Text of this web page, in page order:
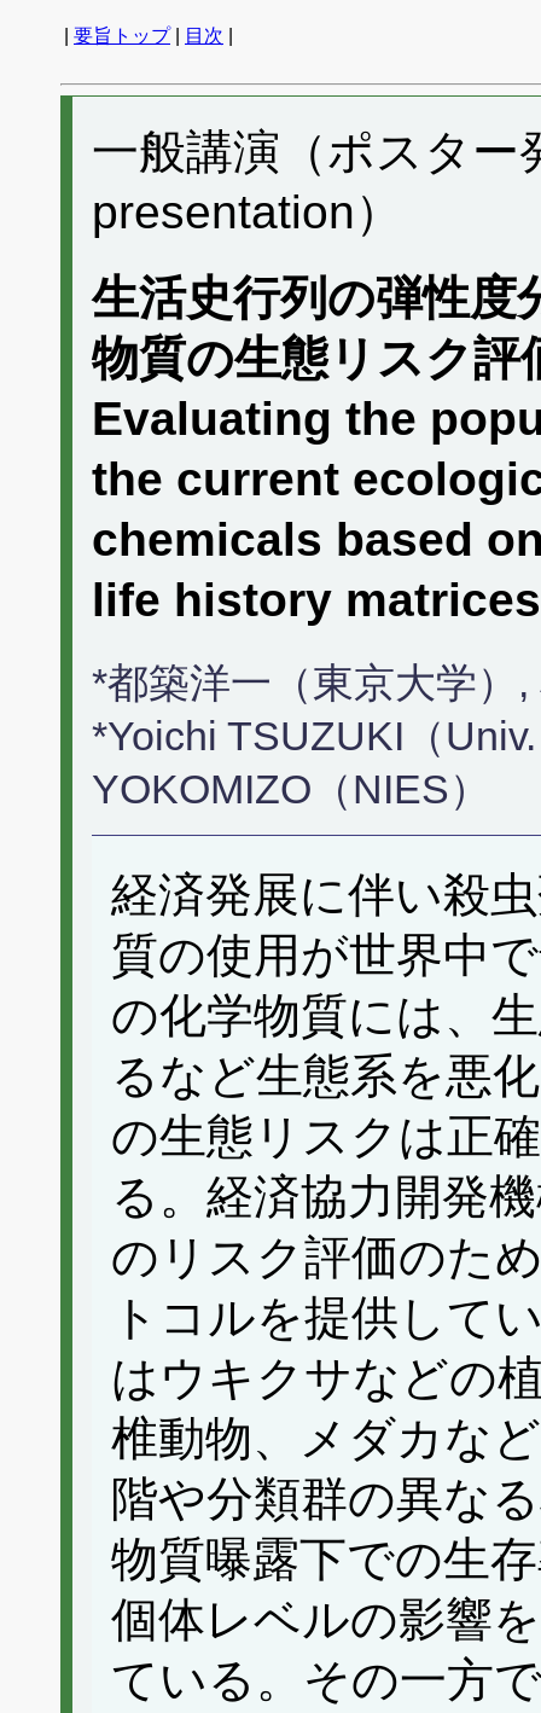
要旨トップ| 目次
一般講演（ポスタ
presentation）
生活史行列の弾性度
物質の生態リスク評
Evaluating the
the current
chemicals based
life history matrices
*都築洋一（東京大学）
*Yoichi TSUZUKI（
YOKOMIZO（NIES）
経済発展に伴い殺
質の使用が世界中
の化学物質には、
るなど生態系を悪
の生態リスクは正
る。経済協力開発
のリスク評価のた
トコルを提供して
はウキクサなどの
椎動物、メダカな
階や分類群の異な
物質曝露下での生
個体レベルの影響
ている。その一方